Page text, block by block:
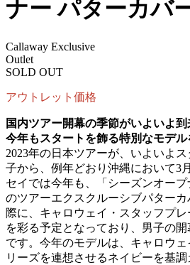
ナー パターカバ
Callaway Exclusive
Outlet
SOLD OUT
アウトレット価格
国内ツアー開幕の季節がいよいよ到
今年もスタートを飾る特別なモデル
2023年の日本ツアーが、いよいよ
子から、例年どおり沖縄において3
セイでは今年も、「シーズンオー
のツアーエクスクルーシブパター
際に、キャロウェイ・スタッフプ
を彩る予定となっており、男子の
です。今年のモデルは、キャロウ
リーズを連想させるネイビーを基